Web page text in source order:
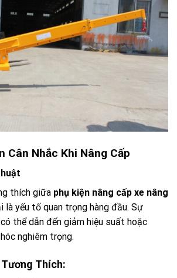
Cân Nhắc Khi Nâng Cấp
thích giữa phụ kiện nâng cấp xe nâng
là yếu tố quan trọng hàng đầu. Sự
thể dẫn đến giảm hiệu suất hoặc
nghiêm trọng.
Thích: